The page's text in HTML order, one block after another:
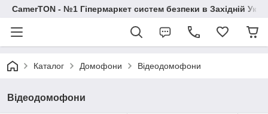
CamerTON - №1 Гіпермаркет систем безпеки в Західній
Каталог Домофони Відеодомофони
Відеодомофони